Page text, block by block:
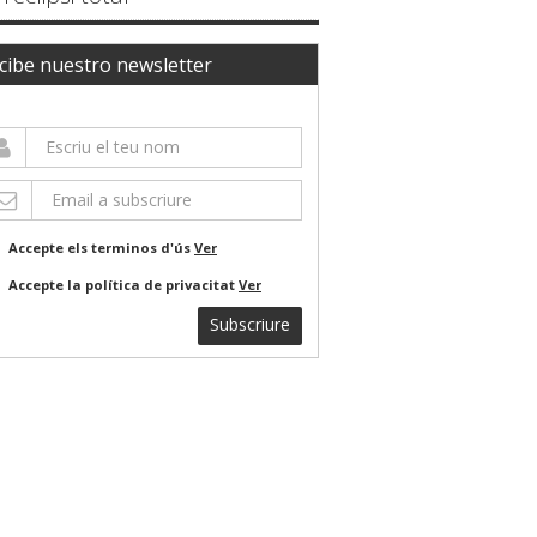
nuestro newsletter
Accepte els terminos d'ús Ver
Accepte la política de privacitat Ver
Subscriure